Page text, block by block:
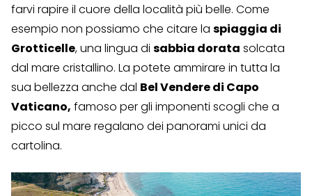
farvi rapire il cuore della località più belle. Come
esempio non possiamo che citare la spiaggia di
Grotticelle, una lingua di sabbia dorata solcata
dal mare cristallino. La potete ammirare in tutta la
sua bellezza anche dal Bel Vendere di Capo
Vaticano, famoso per gli imponenti scogli che a
picco sul mare regalano dei panorami unici da
cartolina.